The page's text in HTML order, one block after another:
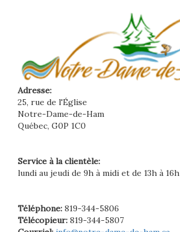
Adresse:
25, rue de l'Église
Notre-Dame-de-Ham
Québec, G0P 1C0
Service à la clientèle:
lundi au jeudi de 9h à midi et de 13h à 16h
Téléphone: 819-344-5806
Télécopieur: 819-344-5807